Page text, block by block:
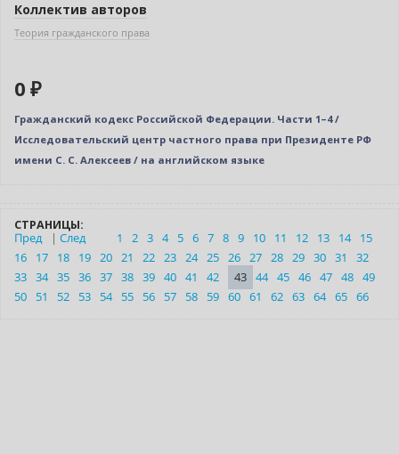
Коллектив авторов
Теория гражданского права
0 ₽
Гражданский кодекс Российской Федерации. Части 1–4 /
Исследовательский центр частного права при Президенте РФ
имени С. С. Алексеев / на английском языке
СТРАНИЦЫ:
Пред
| След 1 2 3 4 5 6 7 8 9 10 11 12 13 14
15
16
17 18 19 20 21 22 23 24 25 26 27 28 29 30 31
32
33 34 35 36 37 38 39 40 41 42 43 44 45 46 47 48 49
50
51 52 53 54 55 56 57 58 59 60 61 62 63 64 65 66